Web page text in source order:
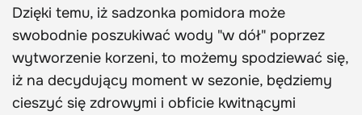
Dzięki temu, iż sadzonka pomidora może
swobodnie poszukiwać wody "w dół" poprzez
wytworzenie korzeni, to możemy spodziewać się,
iż na decydujący moment w sezonie, będziemy
cieszyć się zdrowymi i obficie kwitnącymi